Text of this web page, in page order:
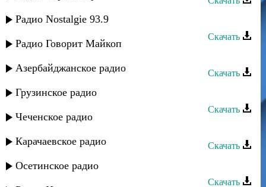
Радио Nostalgie 93.9
Радио Говорит Майкоп
Азербайджанское радио
Грузинское радио
Чеченское радио
Карачаевское радио
Осетинское радио
Лейла Алиева - Калина
Скачать
Скачать
Лейла Алиева - День рождения
Скачать
Скачать
Лейла Алиева - Шахз
Скачать